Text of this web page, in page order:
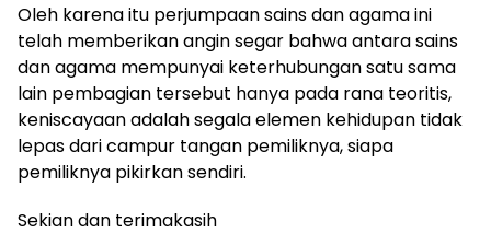
Oleh karena itu perjumpaan sains dan agama ini
telah memberikan angin segar bahwa antara sains
dan agama mempunyai keterhubungan satu sama
lain pembagian tersebut hanya pada rana teoritis,
keniscayaan adalah segala elemen kehidupan tidak
lepas dari campur tangan pemiliknya, siapa
pemiliknya pikirkan sendiri.
Sekian dan terimakasih